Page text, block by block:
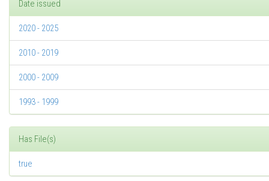
Date issued
2020 - 2025
2010 - 2019
2000 - 2009
1993 - 1999
Has File(s)
true